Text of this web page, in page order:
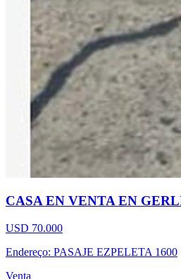
CASA EN VENTA EN
USD 70.000
Endereço: PASAJE EZPELETA 1600
Venta